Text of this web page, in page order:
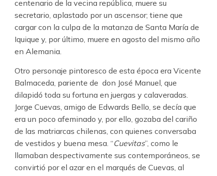
centenario de la vecina república, muere su
secretario, aplastado por un ascensor; tiene que
cargar con la culpa de la matanza de Santa María de
Iquique y, por último, muere en agosto del mismo año
en Alemania.
Otro personaje pintoresco de esta época era Vicente
Balmaceda, pariente de don José Manuel, que
dilapidó toda su fortuna en juergas y calaveradas.
Jorge Cuevas, amigo de Edwards Bello, se decía que
era un poco afeminado y, por ello, gozaba del cariño
de las matriarcas chilenas, con quienes conversaba
de vestidos y buena mesa. “Cuevitas”, como le
llamaban despectivamente sus contemporáneos, se
convirtió por el azar en el marqués de Cuevas, al